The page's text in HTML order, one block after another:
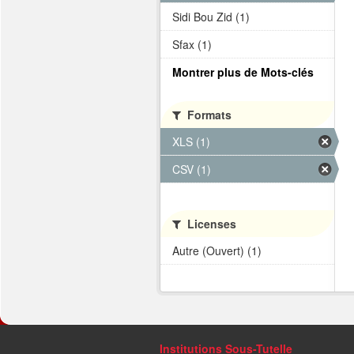
Sidi Bou Zid (1)
Sfax (1)
Montrer plus de Mots-clés
Formats
XLS (1)
CSV (1)
Licenses
Autre (Ouvert) (1)
Institutions Sous-Tutelle